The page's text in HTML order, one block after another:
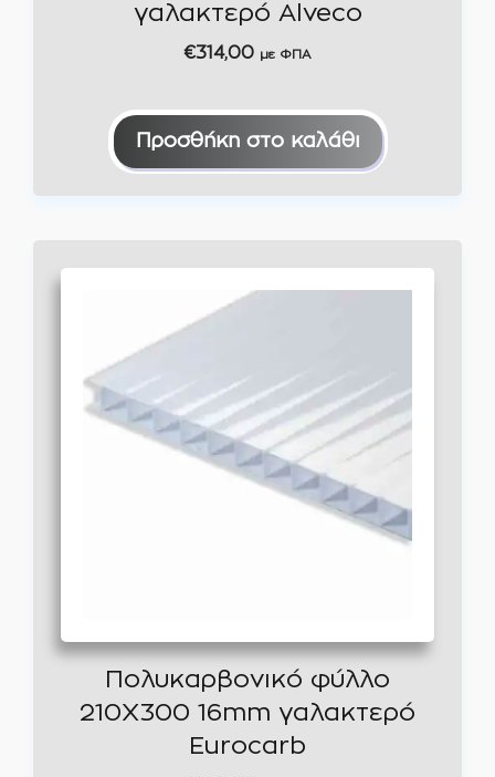
γαλακτερό Alveco
€314,00 με ΦΠΑ
Προσθήκη στο καλάθι
Πολυκαρβονικό φύλλο
210Χ300 16mm γαλακτερό
Eurocarb